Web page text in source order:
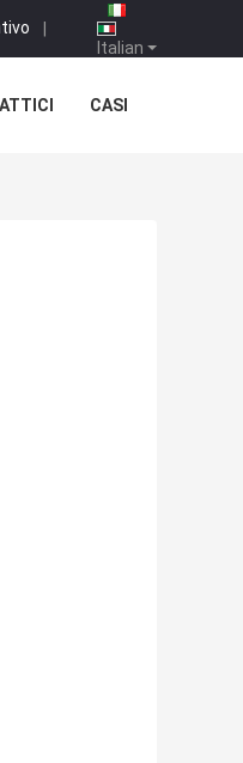
Italian
|
CASI